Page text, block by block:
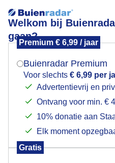
Welkom bij
gaan?
Premium € 6,99 / jaar
Buienradar Premium
Voor slechts € 6,99 per
Advertentievrij en
Ontvang voor min. €
10% donatie aan
Elk moment
Gratis
Vanmiddag knapt het
De dag..
Mogen we je
Indien je hier nog geen
verschijnt er zo een
Is goed,